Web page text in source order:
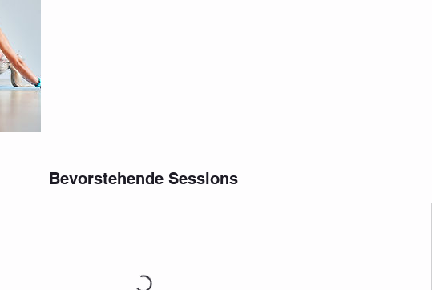
Bevorstehende Sessions